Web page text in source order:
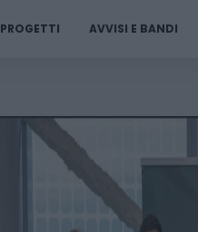
PROGETTI AVVISI E BANDI